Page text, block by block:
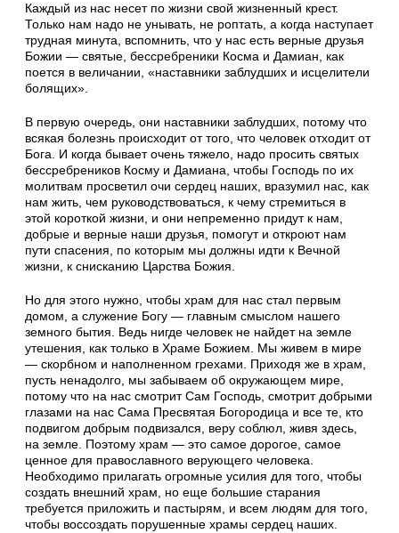
Каждый из нас несет по жизни свой жизненный крест.
Только нам надо не унывать, не роптать, а когда наступает
трудная минута, вспомнить, что у нас есть верные друзья
Божии — святые, бессребреники Косма и Дамиан, как
поется в величании, «наставники заблудших и исцелители
болящих».
В первую очередь, они наставники заблудших, потому что
всякая болезнь происходит от того, что человек отходит от
Бога. И когда бывает очень тяжело, надо просить святых
бессребреников Косму и Дамиана, чтобы Господь по их
молитвам просветил очи сердец наших, вразумил нас, как
нам жить, чем руководствоваться, к чему стремиться в
этой короткой жизни, и они непременно придут к нам,
добрые и верные наши друзья, помогут и откроют нам
пути спасения, по которым мы должны идти к Вечной
жизни, к снисканию Царства Божия.
Но для этого нужно, чтобы храм для нас стал первым
домом, а служение Богу — главным смыслом нашего
земного бытия. Ведь нигде человек не найдет на земле
утешения, как только в Храме Божием. Мы живем в мире
— скорбном и наполненном грехами. Приходя же в храм,
пусть ненадолго, мы забываем об окружающем мире,
потому что на нас смотрит Сам Господь, смотрит добрыми
глазами на нас Сама Пресвятая Богородица и все те, кто
подвигом добрым подвизался, веру соблюл, живя здесь,
на земле. Поэтому храм — это самое дорогое, самое
ценное для православного верующего человека.
Необходимо прилагать огромные усилия для того, чтобы
создать внешний храм, но еще большие старания
требуется приложить и пастырям, и всем людям для того,
чтобы воссоздать порушенные храмы сердец наших.